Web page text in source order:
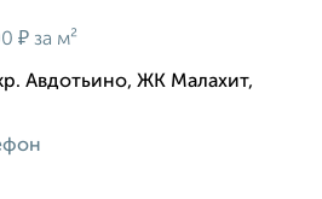
₽ за м²
Авдотьино, ЖК Малахит,